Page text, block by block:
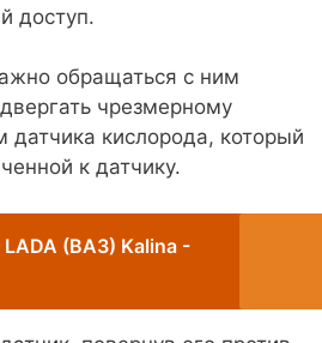
доступ.
обращаться с ним
чрезмерному
кислорода, который
к датчику.
(ВАЗ) Kalina -